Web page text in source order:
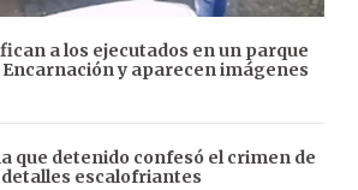
a los ejecutados en un parque
Encarnación y aparecen imágenes
que detenido confesó el crimen de
detalles escalofriantes